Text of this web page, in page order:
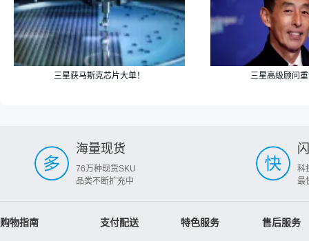
三星获马斯克芯片大单！ 三星高级顾问
海量现货
76万种现货SKU
品类不断扩充中
科
最
购物指南 支付配送 特色服务 售后服务